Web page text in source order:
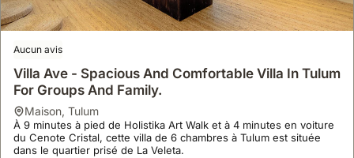
Aucun avis
Villa Ave - Spacious And Comfortable Villa In Tulum
For Groups And Family.
maison, Tulum
À 9 minutes à pied de Holistika Art Walk et à 4 minutes en voiture
du Cenote Cristal, cette villa de 6 chambres à Tulum est située
dans le quartier prisé de La Veleta.